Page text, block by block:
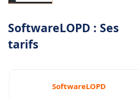
SoftwareLOPD : Ses
tarifs
SoftwareLOPD